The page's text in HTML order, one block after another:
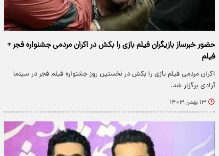
حضور خبرساز بازیگران فیلم بازی را بکش در اکران مردمی جشنواره فجر +
فیلم
اکران مردمی فیلم بازی را بکش در نخستین روز جشنواره فیلم فجر در سینما
آزادی برگزار شد.
۱۳ بهمن ۱۴۰۳